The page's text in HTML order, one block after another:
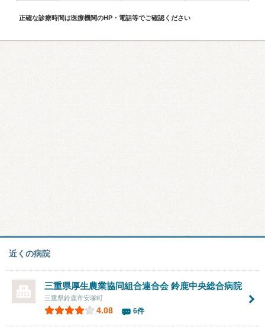
正確な診療時間は医療機関のHP・電話等でご確認ください
近くの病院
三重県厚生農業協同組合連合会鈴鹿中央総合病院
三重県鈴鹿市安塚町
4.08 6件